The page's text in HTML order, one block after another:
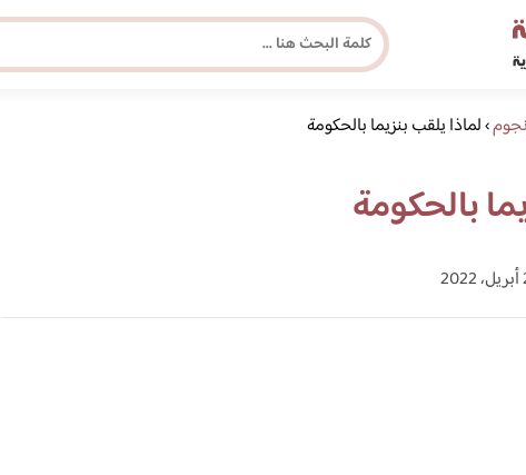
مجلة برونزية للفتاة العصرية ›لماذا يلقب بنزيما بالحكومة
بالحكومة